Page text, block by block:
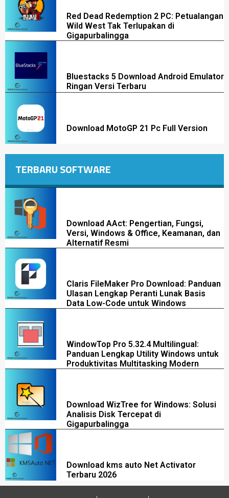
Red Dead Redemption 2 PC: Petualangan
Wild West Tak Terlupakan di
Gigapurbalingga
Bluestacks 5 Download Android Emulator
Ringan Versi Terbaru
Download MotoGP 21 Pc Full Version
TERBARU SOFTWARE
Download AAct: Pengertian, Fungsi,
Versi, Windows & Office, Keamanan, dan
Alternatif Resmi
Claris FileMaker Pro Download: Panduan
Ulasan Lengkap Peranti Lunak Basis
Data Low-Code untuk Windows
WindowTop Pro 5.32.4 Multilingual:
Panduan Lengkap Utility Windows untuk
Produktivitas Multitasking Modern
Download WizTree for Windows: Solusi
Analisis Disk Tercepat di
Gigapurbalingga
Download kms auto Net Activator
Terbaru 2026